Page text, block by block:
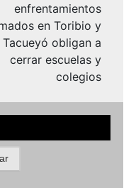
enfrentamientos
en Toribio y
Tacueyó obligan a
cerrar escuelas y
colegios